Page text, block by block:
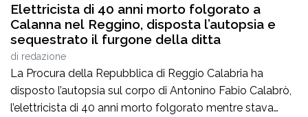
Elettricista di 40 anni morto folgorato a
Calanna nel Reggino, disposta l’autopsia e
sequestrato il furgone della ditta
di redazione
La Procura della Repubblica di Reggio Calabria ha
disposto l’autopsia sul corpo di Antonino Fabio Calabrò,
l’elettricista di 40 anni morto folgorato mentre stava